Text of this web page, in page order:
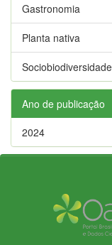
Gastronomia
Planta nativa
Sociobiodiversidade
Ano de publicação
2024